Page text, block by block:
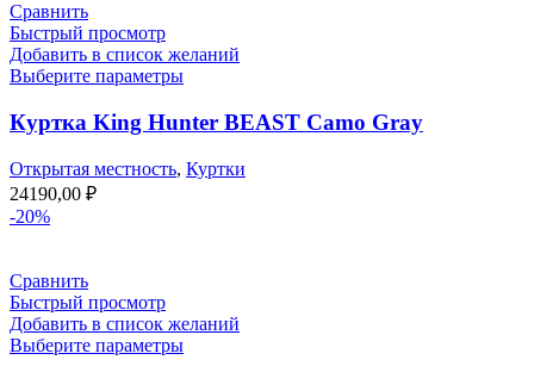
Сравнить
Быстрый просмотр
Добавить в список желаний
Выберите параметры
Куртка King Hunter BEAST Camo Gray
Открытая местность, Куртки
24190,00 ₽
-20%
Сравнить
Быстрый просмотр
Добавить в список желаний
Выберите параметры